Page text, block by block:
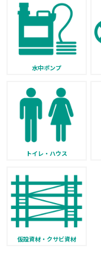
水中ポンプ
トイレ・ハウス
仮設資材・クサビ資材